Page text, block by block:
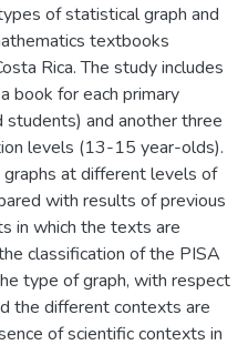
of statistical graph and
textbooks
Rica. The study includes
book for each primary
and another three
levels (13-15 year-olds).
at different levels of
with results of previous
in which the texts are
classification of the PISA
type of graph, with respect
the different contexts are
of scientific contexts in